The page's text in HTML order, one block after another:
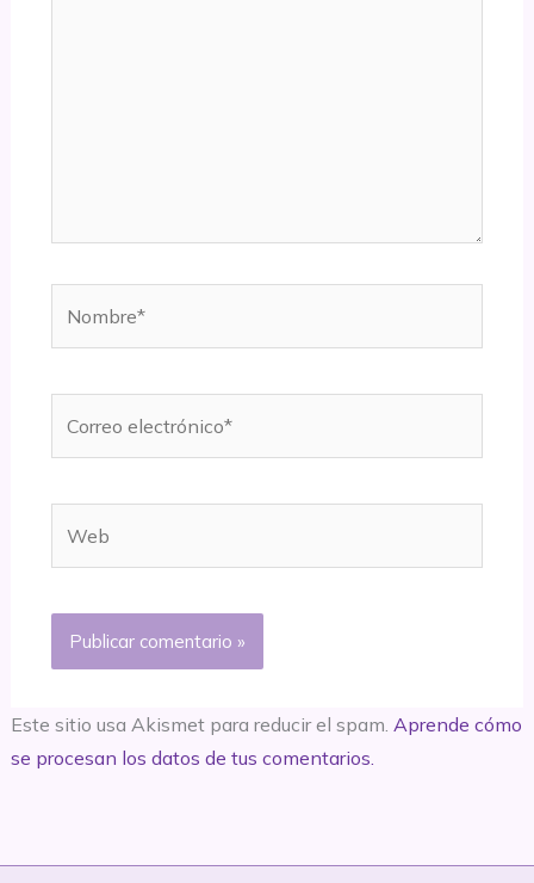
Este sitio usa Akismet para reducir el spam. Aprende cómo
se procesan los datos de tus comentarios.